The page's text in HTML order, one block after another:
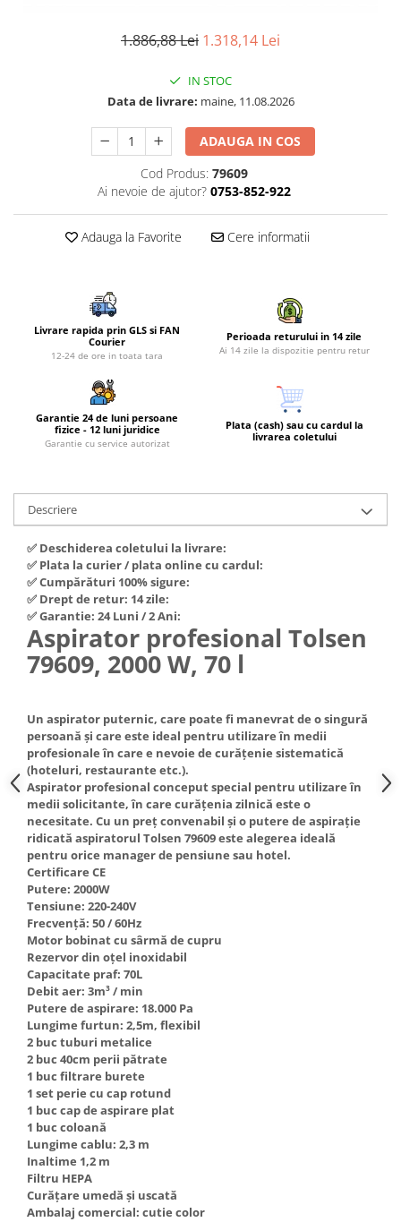
Plantatoare + Semanatori
Tocatoare fan, crengi, tulpini
Lampi solare
Masini de slefuit
Macarale si electopalane
Masini de tencuit
gresie / faianta / parchet
Masini de canelat
Motoare electrice
Nivela de masurat
Pistoale de vopsit
Prelungitoare
Polizoare electrice de banc si
unghiulare
Rindele si freze pentru lemn
Redresoare auto - roboti de
pornire
Suflante cu aer cald
Strungurii
Scule cu acumulator
Scule pentru electricieni
Truse de scule
Truse de lipit PPR
Ventuze cu brate pentru transport
Vibratoare beton
Tunuri de caldura
Ventilatoare Industriale
Dozatoare de apa
Fiare de calcat / Mese pentru
Forme de prajituri
Hote Decorative
Hote Telescopice
Hote Traditionale
Hote Insula
Accesorii, consumabile hote
Masini de tocat carne
Masini de carnati ( CARNATARI )
Masini de spalat vase
Masini de spalat vase incorporabile
Masini de spalat rufe
Masini de spalat rufe frontale
Masini de spalat rufe verticale
Masini de spalat rufe incorporabile
Masini de spalat rufe cu uscator
Uscatoare de rufe
Masini de facut paine
Pachete electrocasnice
incorporabile
Seturi oale
SANDWICH MAKER
Storcatoare de fructe
Televizoare
1.886,88 Lei 1.318,14 Lei
IN STOC
Data de livrare: maine, 11.08.2026
ADAUGA IN COS
Cod Produs: 79609
Ai nevoie de ajutor? 0753-852-922
Adauga la Favorite Cere informatii
Livrare rapida prin GLS si FAN
Courier
12-24 de ore in toata tara
Perioada returului in 14 zile
Ai 14 zile la dispozitie pentru retur
Garantie 24 de luni persoane
fizice - 12 luni juridice
Garantie cu service autorizat
Plata (cash) sau cu cardul la
livrarea coletului
Descriere
✅ Deschiderea coletului la livrare:
✅ Plata la curier / plata online cu cardul:
✅ Cumpărături 100% sigure:
✅ Drept de retur: 14 zile:
✅ Garantie: 24 Luni / 2 Ani:
Aspirator profesional Tolsen
79609, 2000 W, 70 l
Un aspirator puternic, care poate fi manevrat de o singură
persoană și care este ideal pentru utilizare în medii
profesionale în care e nevoie de curățenie sistematică
(hoteluri, restaurante etc.).
Aspirator profesional conceput special pentru utilizare în
medii solicitante, în care curățenia zilnică este o
necesitate. Cu un preț convenabil și o putere de aspirație
ridicată aspiratorul Tolsen 79609 este alegerea ideală
pentru orice manager de pensiune sau hotel.
Certificare CE
Putere: 2000W
Tensiune: 220-240V
Frecvență: 50 / 60Hz
Motor bobinat cu sârmă de cupru
Rezervor din oțel inoxidabil
Capacitate praf: 70L
Debit aer: 3m³ / min
Putere de aspirare: 18.000 Pa
Lungime furtun: 2,5m, flexibil
2 buc tuburi metalice
2 buc 40cm perii pătrate
1 buc filtrare burete
1 set perie cu cap rotund
1 buc cap de aspirare plat
1 buc coloană
Lungime cablu: 2,3 m
Inaltime 1,2 m
Filtru HEPA
Curățare umedă și uscată
Ambalaj comercial: cutie color